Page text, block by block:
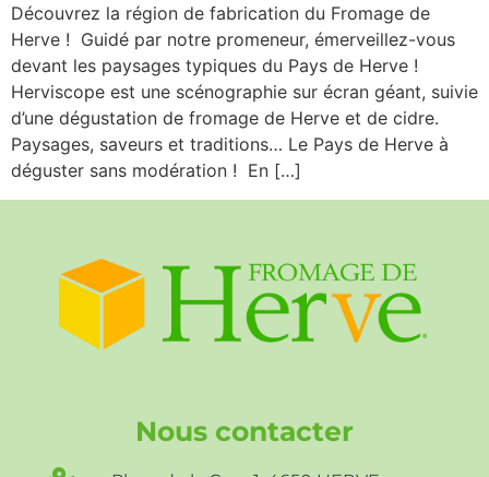
Découvrez la région de fabrication du Fromage de
Herve ! Guidé par notre promeneur, émerveillez-vous
devant les paysages typiques du Pays de Herve !
Herviscope est une scénographie sur écran géant, suivie
d’une dégustation de fromage de Herve et de cidre.
Paysages, saveurs et traditions… Le Pays de Herve à
déguster sans modération ! En […]
Nous contacter